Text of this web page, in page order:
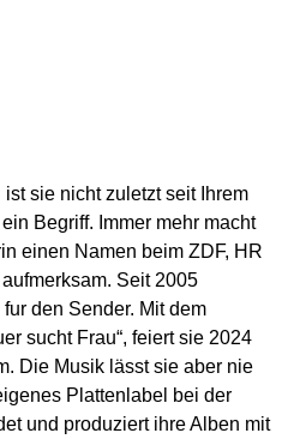
sie nicht zuletzt seit Ihrem
Begriff. Immer mehr macht
einen Namen beim ZDF, HR
Seit 2005
den Sender. Mit dem
sucht Frau“, feiert sie 2024
Die Musik lässt sie aber nie
Plattenlabel bei der
und produziert ihre Alben mit